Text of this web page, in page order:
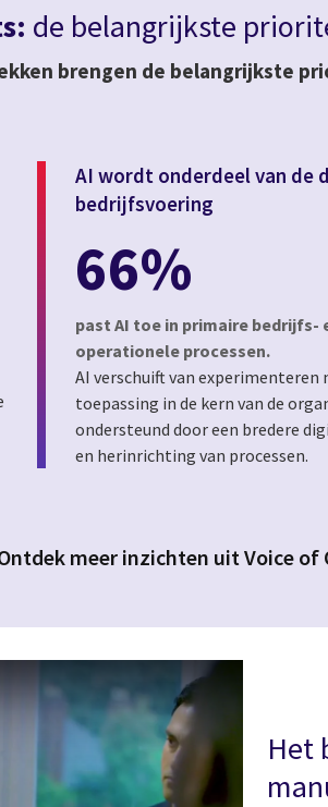
de belangrijkste
brengen de belangrijkste
AI wordt onderdeel van de
bedrijfsvoering
66%
past AI toe in primaire bedrijfs-
operationele processen.
AI verschuift van experimenteren
toepassing in de kern van de
ondersteund door een bredere
en herinrichting van processen.
meer inzichten uit Voice of
Het